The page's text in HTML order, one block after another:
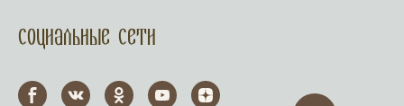
Социальные сети